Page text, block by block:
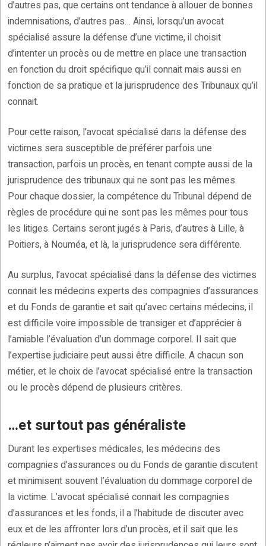
d’autres pas, que certains ont tendance à allouer de bonnes
indemnisations, d’autres pas… Ainsi, lorsqu’un avocat
spécialisé assure la défense d’une victime, il choisit
d’intenter un procès ou de mettre en place une transaction
en fonction du droit spécifique qu’il connait mais aussi en
fonction de sa pratique et la jurisprudence des Tribunaux qu’il
connait.
Pour cette raison, l’avocat spécialisé dans la défense des
victimes sera susceptible de préférer parfois une
transaction, parfois un procès, en tenant compte aussi de la
jurisprudence des tribunaux qui ne sont pas les mêmes.
Pour chaque dossier, la compétence du Tribunal dépend de
règles de procédure qui ne sont pas les mêmes pour tous
les litiges. Certains seront jugés à Paris, d’autres à Lille, à
Poitiers, à Nouméa, et là, la jurisprudence sera différente.
Au surplus, l’avocat spécialisé dans la défense des victimes
connait les médecins experts des compagnies d’assurances
et du Fonds de garantie et sait qu’avec certains médecins, il
est difficile voire impossible de transiger et d’apprécier à
l’amiable l’évaluation d’un dommage corporel. Il sait que
l’expertise judiciaire peut aussi être difficile. A chacun son
métier, et le choix de l’avocat spécialisé entre la transaction
ou le procès dépend de plusieurs critères.
…et surtout pas généraliste
Durant les expertises médicales, les médecins des
compagnies d’assurances ou du Fonds de garantie discutent
et minimisent souvent l’évaluation du dommage corporel de
la victime. L’avocat spécialisé connait les compagnies
d’assurances et les fonds, il a l’habitude de discuter avec
eux et de les affronter lors d’un procès, et il sait que les